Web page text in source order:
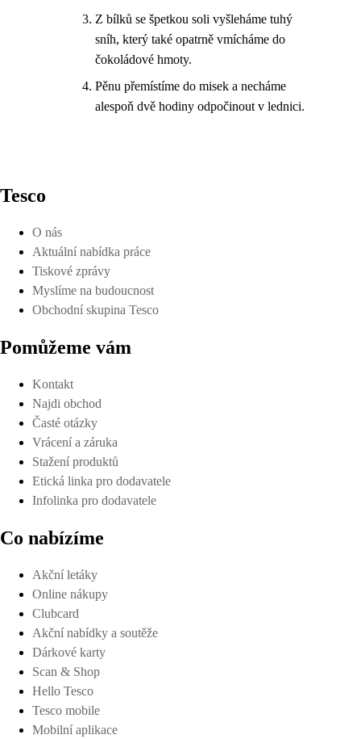
Z bílků se špetkou soli vyšleháme tuhý
sníh, který také opatrně vmícháme do
čokoládové hmoty.
Pěnu přemístíme do misek a necháme
alespoň dvě hodiny odpočinout v lednici.
Tesco
O nás
Aktuální nabídka práce
Tiskové zprávy
Myslíme na budoucnost
Obchodní skupina Tesco
Pomůžeme vám
Kontakt
Najdi obchod
Časté otázky
Vrácení a záruka
Stažení produktů
Etická linka pro dodavatele
Infolinka pro dodavatele
Co nabízíme
Akční letáky
Online nákupy
Clubcard
Akční nabídky a soutěže
Dárkové karty
Scan & Shop
Hello Tesco
Tesco mobile
Mobilní aplikace